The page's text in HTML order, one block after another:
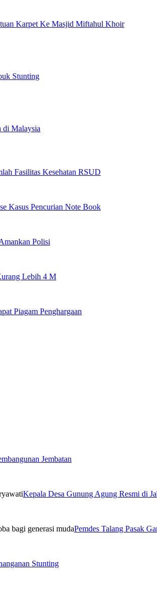
Karpet Ke Masjid Miftahul Khoir
Stunting
di Malaysia
Fasilitas Kesehatan RSUD
Kasus Pencurian Note Book
Polisi
Lebih 4 M
Piagam Penghargaan
Jembatan
Kepala Desa Gunung Agung Resmi di
Pemdes Talang Pasak
Stunting